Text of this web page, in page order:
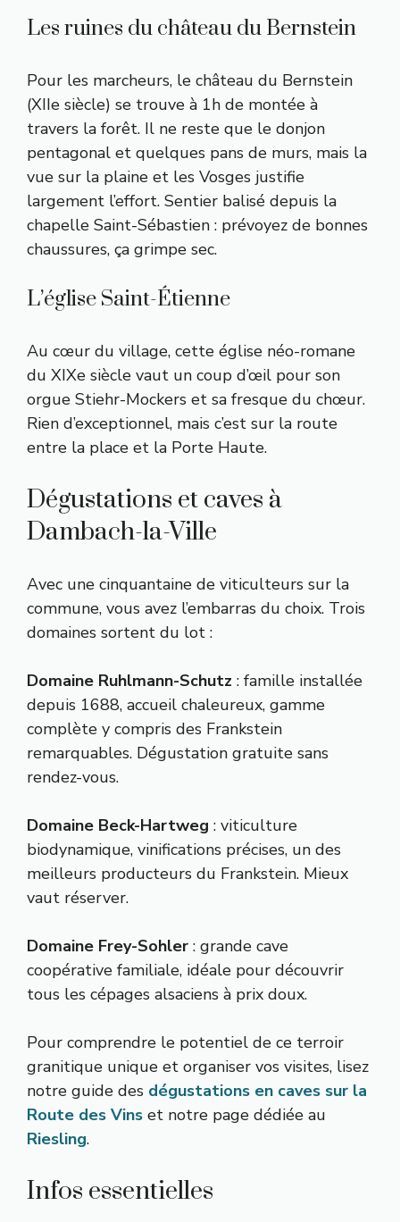
Les ruines du château du Bernstein
Pour les marcheurs, le château du Bernstein
(XIIe siècle) se trouve à 1h de montée à
travers la forêt. Il ne reste que le donjon
pentagonal et quelques pans de murs, mais la
vue sur la plaine et les Vosges justifie
largement l’effort. Sentier balisé depuis la
chapelle Saint-Sébastien : prévoyez de bonnes
chaussures, ça grimpe sec.
L’église Saint-Étienne
Au cœur du village, cette église néo-romane
du XIXe siècle vaut un coup d’œil pour son
orgue Stiehr-Mockers et sa fresque du chœur.
Rien d’exceptionnel, mais c’est sur la route
entre la place et la Porte Haute.
Dégustations et caves à
Dambach-la-Ville
Avec une cinquantaine de viticulteurs sur la
commune, vous avez l’embarras du choix. Trois
domaines sortent du lot :
Domaine Ruhlmann-Schutz : famille installée
depuis 1688, accueil chaleureux, gamme
complète y compris des Frankstein
remarquables. Dégustation gratuite sans
rendez-vous.
Domaine Beck-Hartweg : viticulture
biodynamique, vinifications précises, un des
meilleurs producteurs du Frankstein. Mieux
vaut réserver.
Domaine Frey-Sohler : grande cave
coopérative familiale, idéale pour découvrir
tous les cépages alsaciens à prix doux.
Pour comprendre le potentiel de ce terroir
granitique unique et organiser vos visites, lisez
notre guide des dégustations en caves sur la
Route des Vins et notre page dédiée au
Riesling.
Infos essentielles